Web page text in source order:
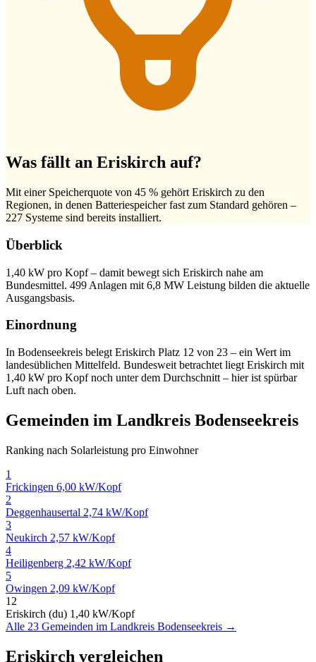
Was fällt an Eriskirch auf?
Mit einer Speicherquote von 45 % gehört Eriskirch zu den
Regionen, in denen Batteriespeicher fast zum Standard gehören –
227 Systeme sind bereits installiert.
Überblick
1,40 kW pro Kopf – damit bewegt sich Eriskirch nahe am
Bundesmittel. 499 Anlagen mit 6,8 MW Leistung bilden die aktuelle
Ausgangsbasis.
Einordnung
In Bodenseekreis belegt Eriskirch Platz 12 von 23 – ein Wert im
landesüblichen Mittelfeld. Bundesweit betrachtet liegt Eriskirch mit
1,40 kW pro Kopf noch unter dem Durchschnitt – hier ist spürbar
Luft nach oben.
Gemeinden im Landkreis Bodenseekreis
Ranking nach Solarleistung pro Einwohner
1
Frickingen 6,00 kW/Kopf
2
Deggenhausertal 2,74 kW/Kopf
3
Neukirch 2,57 kW/Kopf
4
Heiligenberg 2,42 kW/Kopf
5
Owingen 2,09 kW/Kopf
12
Eriskirch (du) 1,40 kW/Kopf
Alle 23 Gemeinden im Landkreis Bodenseekreis →
Eriskirch vergleichen